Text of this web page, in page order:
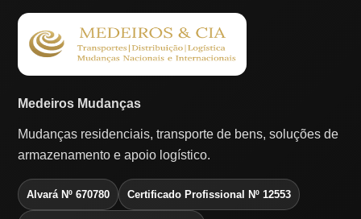
Medeiros Mudanças
Mudanças residenciais, transporte de bens, soluções de
armazenamento e apoio logístico.
Alvará Nº 670780 Certificado Profissional Nº 12553